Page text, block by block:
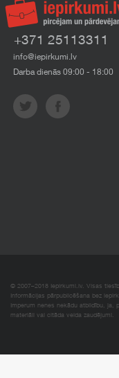
+371 25113311
info@iepirkumi.lv
Darba dienās 09:00 - 18:00
© 2007–2018 Iepirkumi.lv. Visas
Informācijas pārpublicēšana bez
Imperum nenes nekādu atbildību, ja,
materiāli vai citāda veida zaudējumi.